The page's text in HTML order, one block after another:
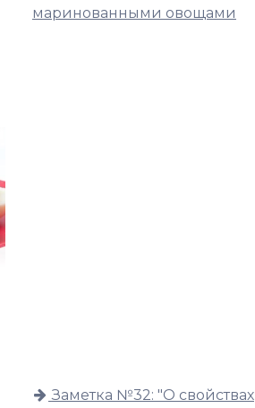
маринованными овощами
Заметка №32: "О свойствах